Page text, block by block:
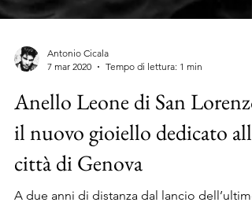
7 mar 2020
Tempo di lettura: 1 min
Anello Leone di San Lorenzo,
il nuovo gioiello dedicato alla
città di Genova